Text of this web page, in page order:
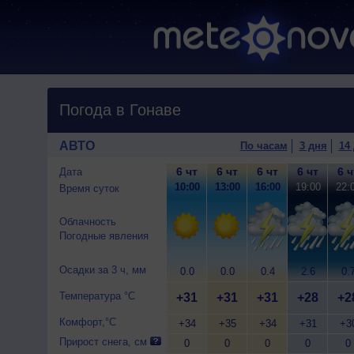
Погода в Гонаве
АВТО По часам 3 дня 14
Дата
Время суток
Облачность
Погодные явления
Осадки за 3 ч, мм
Температура °C
Комфорт,°C
Прирост снега, см
6 чт
10:00
0.0
+31
+34
0
6 чт
13:00
0.0
+31
+35
0
6 чт
16:00
0.4
+31
+34
0
6 чт
19:00
2.6
+28
+31
0
6
0